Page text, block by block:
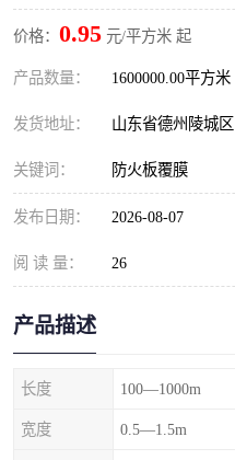
价格： 0.95 元/平方米 起
产品数量： 1600000.00平方米
发货地址： 山东省德州陵城区
关键词： 防火板覆膜
发布日期： 2026-08-07
阅 读 量： 26
产品描述
长度 100—1000m
宽度 0.5—1.5m